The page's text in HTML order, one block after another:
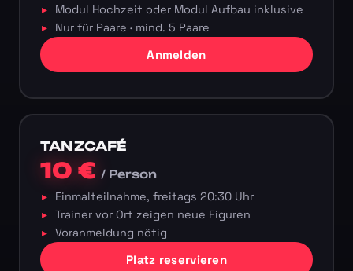
Modul Hochzeit oder Modul Aufbau inklusive
Nur für Paare · mind. 5 Paare
Anmelden
TANZCAFÉ
10 €/ Person
Einmalteilnahme, freitags 20:30 Uhr
Trainer vor Ort zeigen neue Figuren
Voranmeldung nötig
Platz reservieren